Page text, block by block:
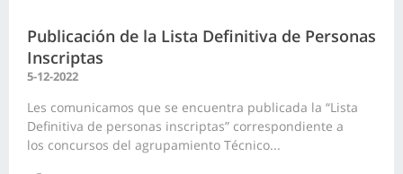
Publicación de la Lista Definitiva de Personas
Inscriptas
5-12-2022
Les comunicamos que se encuentra publicada la “Lista
Definitiva de personas inscriptas” correspondiente a
los concursos del agrupamiento Técnico...